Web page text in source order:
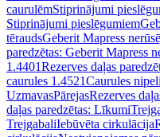
caurulēmStiprinājumi
Stiprinājumi pieslēgumiem
tēraudsGeberit Mapress
paredzētas: Geberit Mapress
1.4401Rezerves daļas
caurules 1.4521Caurules
UzmavasPārejasRezerves
daļas paredzētas: Līkumi
TrejgabaliIebūvēta cirkulācija